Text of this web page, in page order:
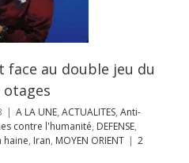
face au double jeu du
| A LA UNE, ACTUALITES, Anti-
contre l'humanité, DEFENSE,
haine, Iran, MOYEN ORIENT | 2